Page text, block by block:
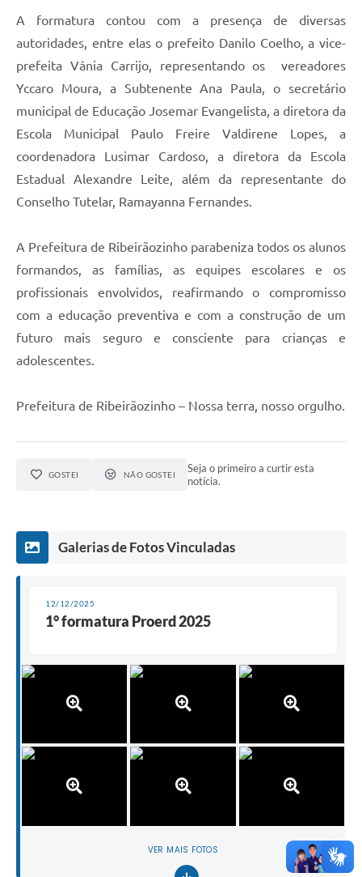
A formatura contou com a presença de diversas
autoridades, entre elas o prefeito Danilo Coelho, a vice-
prefeita Vânia Carrijo, representando os vereadores
Yccaro Moura, a Subtenente Ana Paula, o secretário
municipal de Educação Josemar Evangelista, a diretora da
Escola Municipal Paulo Freire Valdirene Lopes, a
coordenadora Lusimar Cardoso, a diretora da Escola
Estadual Alexandre Leite, além da representante do
Conselho Tutelar, Ramayanna Fernandes.
A Prefeitura de Ribeirãozinho parabeniza todos os alunos
formandos, as famílias, as equipes escolares e os
profissionais envolvidos, reafirmando o compromisso
com a educação preventiva e com a construção de um
futuro mais seguro e consciente para crianças e
adolescentes.
Prefeitura de Ribeirãozinho – Nossa terra, nosso orgulho.
GOSTEI NÃO GOSTEI
Seja o primeiro a curtir esta
notícia.
Galerias de Fotos Vinculadas
12/12/2025
1° formatura Proerd 2025
VER MAIS FOTOS